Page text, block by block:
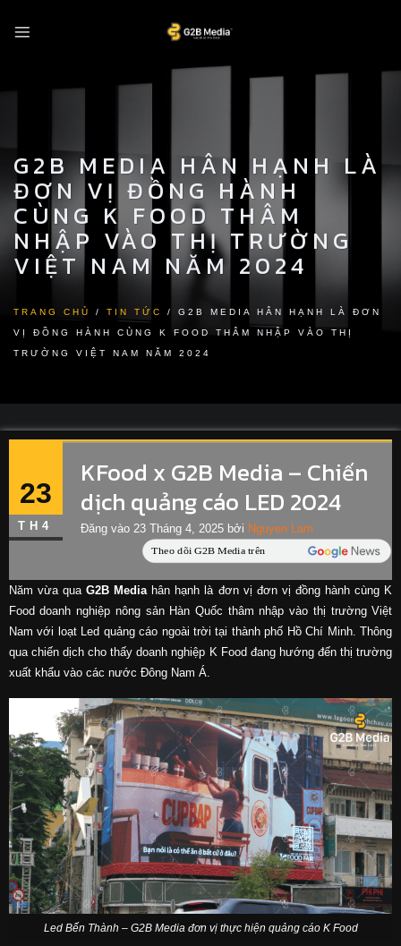
G2B MEDIA HÂN HẠNH LÀ
ĐƠN VỊ ĐỒNG HÀNH
CÙNG K FOOD THÂM
NHẬP VÀO THỊ TRƯỜNG
VIỆT NAM NĂM 2024
TRANG CHỦ / TIN TỨC / G2B MEDIA HÂN HẠNH LÀ ĐƠN
VỊ ĐỒNG HÀNH CÙNG K FOOD THÂM NHẬP VÀO THỊ
TRƯỜNG VIỆT NAM NĂM 2024
23
TH4
KFood x G2B Media – Chiến
dịch quảng cáo LED 2024
Đăng vào 23 Tháng 4, 2025bởi Nguyen Lam
Năm vừa quaG2B Media hân hạnh là đơn vị đơn vị đồng hành cùng K
Food doanh nghiệp nông sản Hàn Quốc thâm nhập vào thị trường Việt
Nam với loạt Led quảng cáo ngoài trời tại thành phố Hồ Chí Minh. Thông
qua chiến dịch cho thấy doanh nghiệp K Food đang hướng đến thị trường
xuất khẩu vào các nước Đông Nam Á.
Led Bến Thành – G2B Media đơn vị thực hiện quảng cáo K Food